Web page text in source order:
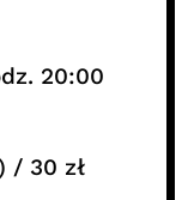
20:00
/ 30 zł